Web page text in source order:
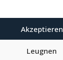
Akzeptieren
Leugnen